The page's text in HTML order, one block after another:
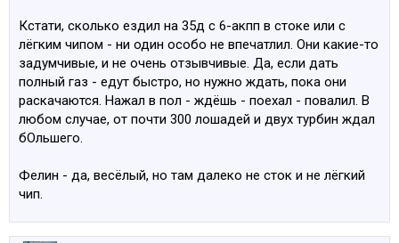
Кстати, сколько ездил на 35д с 6-акпп в стоке или с
лёгким чипом - ни один особо не впечатлил. Они какие-то
задумчивые, и не очень отзывчивые. Да, если дать
полный газ - едут быстро, но нужно ждать, пока они
раскачаются. Нажал в пол - ждёшь - поехал - повалил. В
любом случае, от почти 300 лошадей и двух турбин ждал
бОльшего.
Фелин - да, весёлый, но там далеко не сток и не лёгкий
чип.